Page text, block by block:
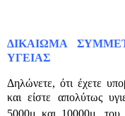
ΔΙΚΑΙΩΜΑ
ΥΓΕΙΑΣ
Δηλώνετε, ότι έχετε
και είστε απολύτως
5000μ και 10000μ. του